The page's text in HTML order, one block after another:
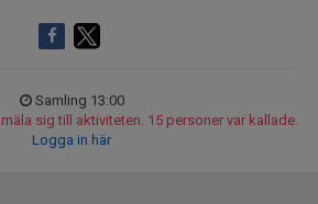
Samling 13:00
sig till aktiviteten. 15 personer var kallade.
Logga in här